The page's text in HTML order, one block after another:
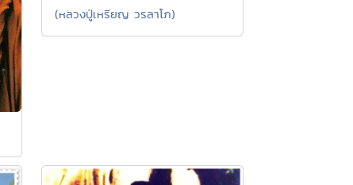
(หลวงปู่เหรียญ วรลาโภ)